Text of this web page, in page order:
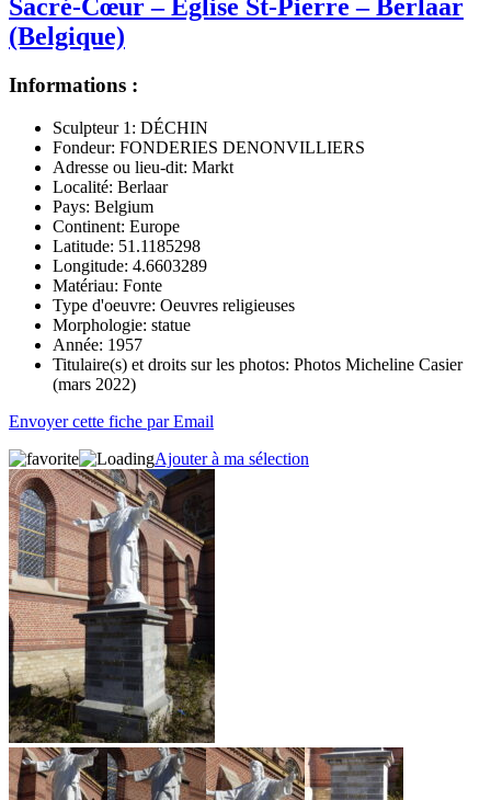
Sacré-Cœur – Église St-Pierre – Berlaar
(Belgique)
Informations :
Sculpteur 1: DÉCHIN
Fondeur: FONDERIES DENONVILLIERS
Adresse ou lieu-dit: Markt
Localité: Berlaar
Pays: Belgium
Continent: Europe
Latitude: 51.1185298
Longitude: 4.6603289
Matériau: Fonte
Type d'oeuvre: Oeuvres religieuses
Morphologie: statue
Année: 1957
Titulaire(s) et droits sur les photos: Photos Micheline Casier
(mars 2022)
Envoyer cette fiche par Email
Ajouter à ma sélection